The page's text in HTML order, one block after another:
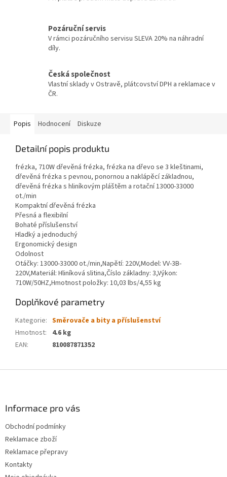
Pozáruční servis
V rámci pozáručního servisu SLEVA 20% na náhradní
díly.
Česká společnost
Vlastní sklady v Ostravě, plátcovství DPH a reklamace v
ČR.
Popis Hodnocení Diskuze
Detailní popis produktu
frézka, 710W dřevěná frézka, frézka na dřevo se 3 kleštinami,
dřevěná frézka s pevnou, ponornou a naklápěcí základnou,
dřevěná frézka s hliníkovým pláštěm a rotační 13000-33000
ot./min
Kompaktní dřevěná frézka
Přesná a flexibilní
Bohaté příslušenství
Hladký a jednoduchý
Ergonomický design
Odolnost
Otáčky: 13000-33000 ot./min,Napětí: 220V,Model: VV-3B-
220V,Materiál: Hliníková slitina,Číslo základny: 3,Výkon:
710W/50HZ,Hmotnost položky: 10,03 lbs/4,55 kg
Doplňkové parametry
Kategorie: Směrovače a bity a příslušenství
Hmotnost:
4.6 kg
EAN: 810087871352
Informace pro vás
Obchodní podmínky
Reklamace zboží
Reklamace přepravy
Kontakty